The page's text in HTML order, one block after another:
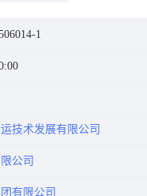
1
技术发展有限公司
公司
有限公司